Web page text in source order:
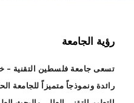
رؤية الجامعة
تسعى جامعة فلسطين التقنية –
رائدة ونموذجاً متميزاً للجامعة